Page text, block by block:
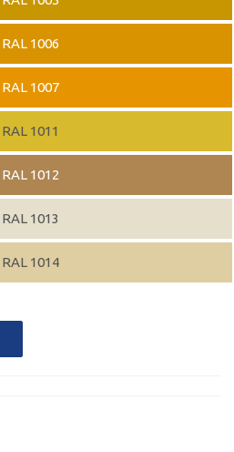
RAL 1006
RAL 1007
RAL 1011
RAL 1012
RAL 1013
RAL 1014